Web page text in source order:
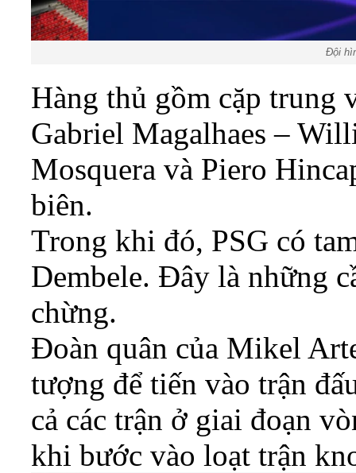
Đội
Hàng thủ gồm cặp trung
Gabriel Magalhaes –
Mosquera và Piero
biên.
Trong khi đó, PSG có
Dembele. Đây là những
chừng.
Đoàn quân của Mikel
tượng để tiến vào trận
cả các trận ở giai đoạn
khi bước vào loạt trận